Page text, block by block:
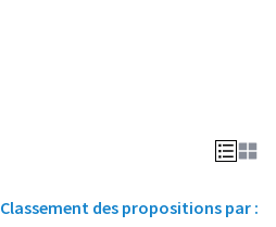
Classement des propositions par :